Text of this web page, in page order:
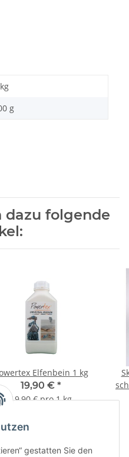
gestatten Sie den
kg
g
dazu folgende
Elfenbein 1 kg
19,90 € *
19,90 € pro 1 kg